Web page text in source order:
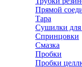
Прямой
Тара
Сушилки для
Спринцовки
Смазка
Пробки
Пробки